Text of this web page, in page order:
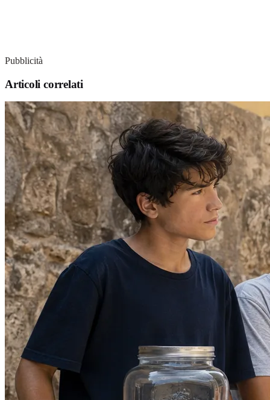
Pubblicità
Articoli correlati